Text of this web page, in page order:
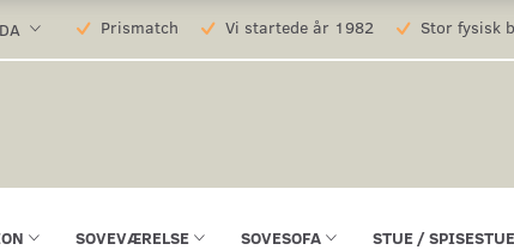
DA Prismatch Vi startede år 1982 Stor fysisk
SOVEVÆRELSE SOVESOFA STUE / SPISESTUE